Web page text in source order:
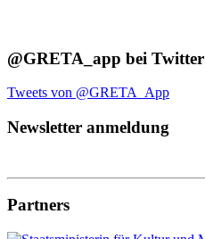
@GRETA_app bei Twitter
Tweets von @GRETA_App
Newsletter anmeldung
Partners